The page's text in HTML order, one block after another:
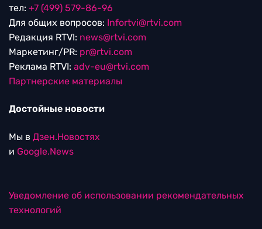
тел: +7 (499) 579-86-96
Для общих вопросов: Infortvi@rtvi.com
Редакция RTVI: news@rtvi.com
Маркетинг/PR: pr@rtvi.com
Реклама RTVI: adv-eu@rtvi.com
Партнерские материалы
Достойные новости
Мы в Дзен.Новостях
и Google.News
Уведомление об использовании рекомендательных
технологий